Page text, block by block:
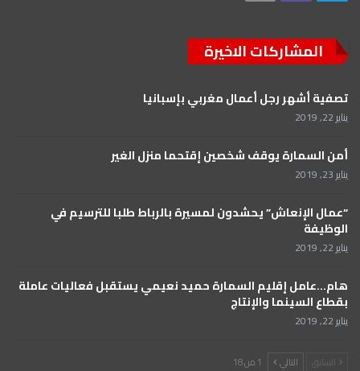
المشاركات الاخيرة
تصفية أشهر رجل أعمال مغربي بإسبانيا
يناير 22, 2019
أمن السمارة يوقف شخصين إقتحما منزل الغير
يناير 23, 2019
“عمال الإنعاش” يحشدون لمسيرة بالرباط طلبا للترسيم في
الوظيفة
يناير 22, 2019
هام…عامل إقليم السمارة حميد نعيمي يستقبل فعاليات عاملة
بقطاع السينما والإنتاج
يناير 22, 2019
السابق التالي 1 من 18